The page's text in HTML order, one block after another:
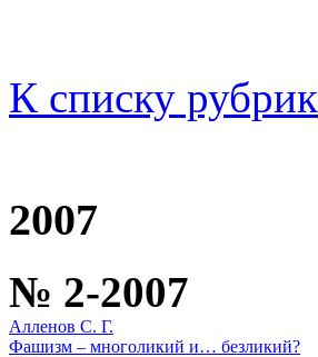
К списку рубрик
2007
№ 2-2007
Алленов С. Г.
Фашизм – многоликий и… безликий?